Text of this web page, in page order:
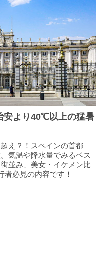
安より40℃以上の猛暑
え？！スペインの首都
気温や降水量でみるベス
並み、美女・イケメン比
者必見の内容です！